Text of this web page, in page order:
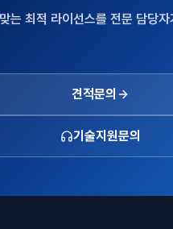
는 최적 라이선스를 전문 담당
견적문의
기술지원문의